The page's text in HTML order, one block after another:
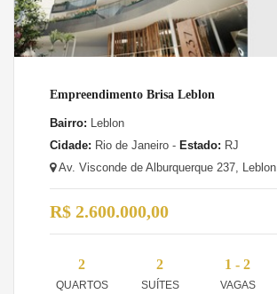
Empreendimento Brisa Leblon
Bairro: Leblon
Cidade: Rio de Janeiro - Estado: RJ
Av. Visconde de Alburquerque 237, Leblon
R$ 2.600.000,00
2
QUARTOS
2
SUÍTES
1 - 2
VAGAS